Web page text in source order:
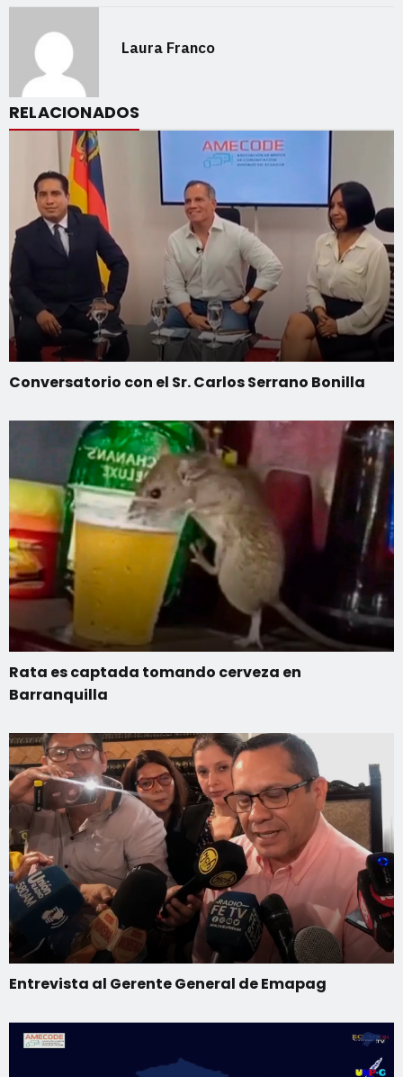
Laura Franco
RELACIONADOS
Conversatorio con el Sr. Carlos Serrano Bonilla
Rata es captada tomando cerveza en
Barranquilla
Entrevista al Gerente General de Emapag